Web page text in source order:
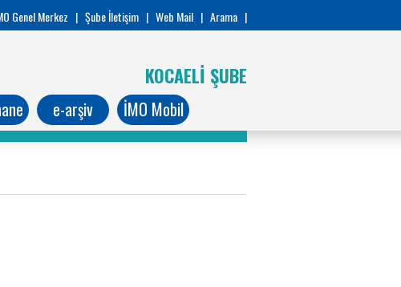
Genel Merkez | Şube İletişim | Web Mail | Arama |
KOCAELİ ŞUBE
e-arşiv İMO Mobil